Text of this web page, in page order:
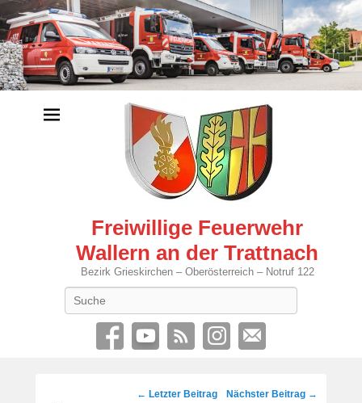
Freiwillige Feuerwehr
Wallern an der Trattnach
Bezirk Grieskirchen – Oberösterreich – Notruf 122
Post
← Letzter Beitrag Nächster Beitrag →